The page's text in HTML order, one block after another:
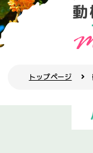
トップページ